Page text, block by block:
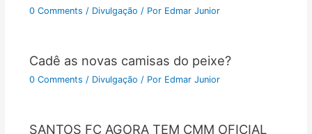
0 Comments / Divulgação / Por Edmar Junior
Cadê as novas camisas do peixe?
0 Comments / Divulgação / Por Edmar Junior
SANTOS FC AGORA TEM CMM OFICIAL